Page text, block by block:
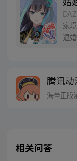
家
退
居
婚
腾讯
海量正版
相关问答